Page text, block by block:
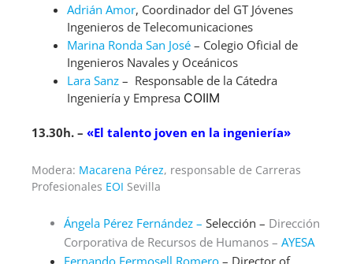
Adrián Amor, Coordinador del GT Jóvenes
Ingenieros de Telecomunicaciones
Marina Ronda San José – Colegio Oficial de
Ingenieros Navales y Oceánicos
Lara Sanz – Responsable de la Cátedra
Ingeniería y Empresa COIIM
13.30h. – «El talento joven en la ingeniería»
Modera: Macarena Pérez, responsable de Carreras
Profesionales EOI Sevilla
Ángela Pérez Fernández –Selección – Dirección
Corporativa de Recursos de Humanos –AYESA